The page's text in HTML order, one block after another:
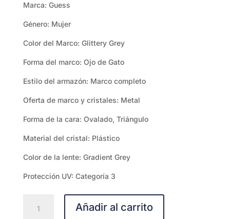
Marca: Guess
Género: Mujer
Color del Marco: Glittery Grey
Forma del marco: Ojo de Gato
Estilo del armazón: Marco completo
Oferta de marco y cristales: Metal
Forma de la cara: Ovalado, Triángulo
Material del cristal: Plástico
Color de la lente: Gradient Grey
Protección UV: Categoría 3
GU7848-
Añadir al carrito